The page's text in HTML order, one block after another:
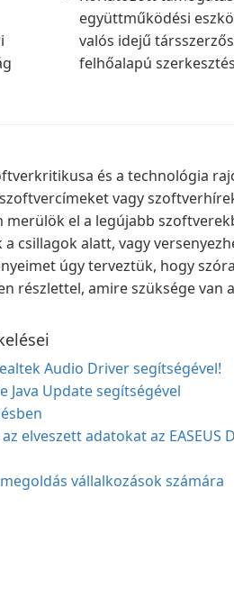
együttműködési
valós idejű
felhőalapú
és a technológia
vagy
el a legújabb
csillagok alatt, vagy
úgy terveztük, hogy
részlettel, amire szüksége van
Audio Driver segítségével!
Java Update segítségével
elveszett adatokat az EASEUS
vállalkozások számára